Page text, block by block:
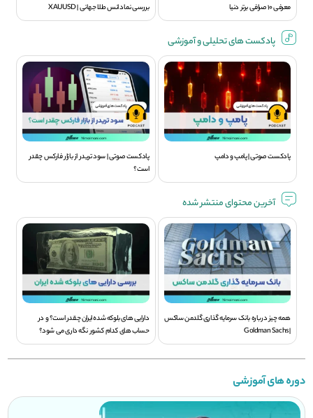
معرفی 10 صرافی برتر دنیا بررسی نماد انس طلا جهانی | XAUUSD
پادکست های تحلیلی و آموزشی
پادکست صوتی | پامپ و دامپ
پادکست صوتی | سود تريدر از بازار فارکس چقدر
است؟
آخرین محتوای منتشر شده
همه چیز درباره بانک سرمایه گذاری گلدمن ساکس
| Goldman Sachs
دارایی های بلوکه شده ایران چقدر است؟ و در
حساب های کدام کشور نگه داری می شود؟
دوره های آموزشی